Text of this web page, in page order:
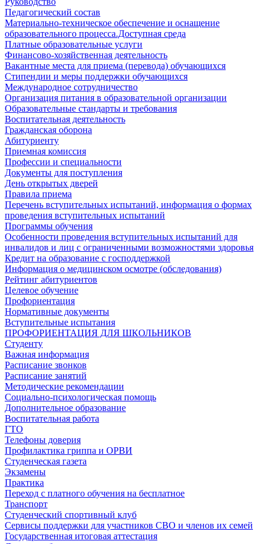
Педагогический состав
Материально-техническое обеспечение и оснащение
образовательного процесса.Доступная среда
Платные образовательные услуги
Финансово-хозяйственная деятельность
Вакантные места для приема (перевода) обучающихся
Стипендии и меры поддержки обучающихся
Международное сотрудничество
Организация питания в образовательной организации
Образовательные стандарты и требования
Воспитательная деятельность
Гражданская оборона
Абитуриенту
Приемная комиссия
Профессии и специальности
Документы для поступления
День открытых дверей
Правила приема
Перечень вступительных испытаний, информация о формах
проведения вступительных испытаний
Программы обучения
Особенности проведения вступительных испытаний для
инвалидов и лиц с ограниченными возможностями здоровья
Кредит на образование с господдержкой
Информация о медицинском осмотре (обследования)
Рейтинг абитуриентов
Целевое обучение
Профориентация
Нормативные документы
Вступительные испытания
ПРОФОРИЕНТАЦИЯ ДЛЯ ШКОЛЬНИКОВ
Студенту
Важная информация
Расписание звонков
Расписание занятий
Методические рекомендации
Социально-психологическая помощь
Дополнительное образование
Воспитательная работа
ГТО
Телефоны доверия
Профилактика гриппа и ОРВИ
Cтуденческая газета
Экзамены
Практика
Переход с платного обучения на бесплатное
Транспорт
Студенческий спортивный клуб
Сервисы поддержки для участников СВО и членов их семей
Государственная итоговая аттестация